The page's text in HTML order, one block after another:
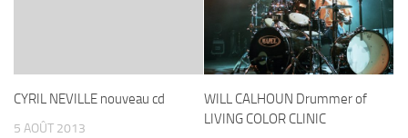
CYRIL NEVILLE nouveau cd
5 AOÛT 2013
WILL CALHOUN Drummer of
LIVING COLOR CLINIC